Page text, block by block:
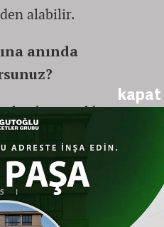
kapat
alabilir.
anında
sosyal kaygıya
eksikliğine yol
mı